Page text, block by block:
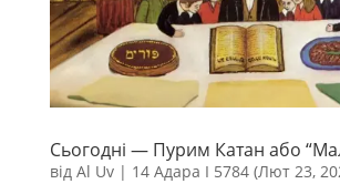
Сьогодні — Пурим Катан або
від Al Uv| 14 Адара I 5784 (Лют 23,